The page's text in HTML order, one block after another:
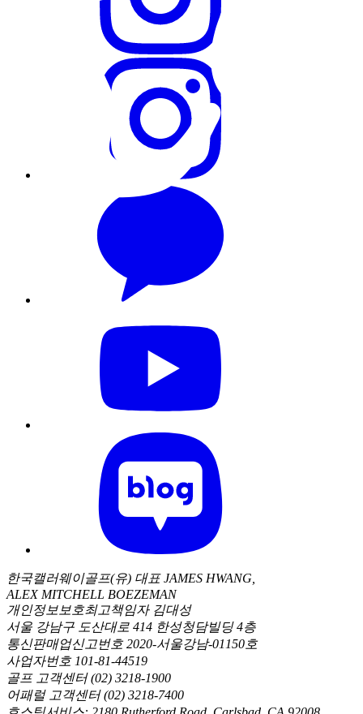
한국캘러웨이골프(유) 대표 JAMES HWANG,
ALEX MITCHELL BOEZEMAN
개인정보보호최고책임자 김대성
서울 강남구 도산대로 414 한성청담빌딩 4층
통신판매업신고번호 2020-서울강남-01150호
사업자번호 101-81-44519
골프 고객센터 (02) 3218-1900
어패럴 고객센터 (02) 3218-7400